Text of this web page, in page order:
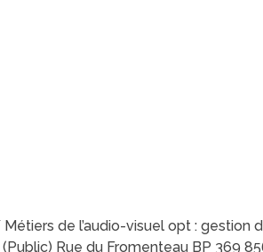
de l’audio-visuel opt : gestion
Rue du Fromenteau BP 369